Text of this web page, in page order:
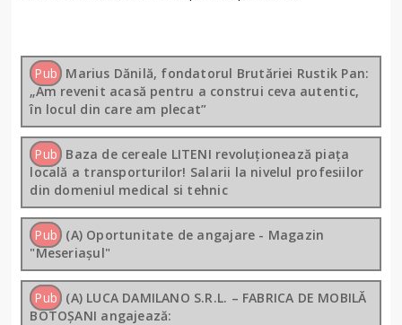
Pub Marius Dănilă, fondatorul Brutăriei Rustik Pan:
„Am revenit acasă pentru a construi ceva autentic,
în locul din care am plecat”
Pub Baza de cereale LITENI revoluționează piața
locală a transporturilor! Salarii la nivelul profesiilor
din domeniul medical si tehnic
Pub (A) Oportunitate de angajare - Magazin
"Meseriașul"
Pub (A) LUCA DAMILANO S.R.L. – FABRICA DE MOBILĂ
BOTOȘANI angajează: